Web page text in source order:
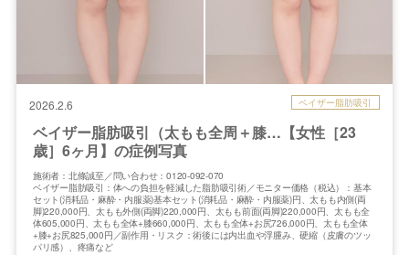
2026.2.6 ベイザー脂肪吸引
ベイザー脂肪吸引（太もも全周＋膝…【女性［23
歳］6ヶ月】の症例写真
施術者：北條誠至／問い合わせ：0120-092-070
ベイザー脂肪吸引：体への負担を軽減した脂肪吸引術／モニター価格（税込）：基本
セット(消耗品・麻酔・内服薬)基本セット(消耗品・麻酔・内服薬)円、太もも内側(両
脚)220,000円、太もも外側(両脚)220,000円、太もも前面(両脚)220,000円、太もも全
体605,000円、太もも全体+膝660,000円、太もも全体+お尻726,000円、太もも全体
+膝+お尻825,000円／副作用・リスク：術後には内出血や浮腫み、硬縮（皮膚のツッ
パリ感）、疼痛など